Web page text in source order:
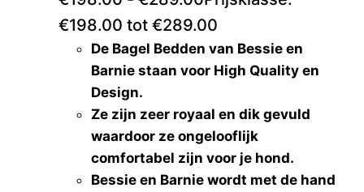
€198.00 tot €289.00
De Bagel Bedden van Bessie en
Barnie staan voor High Quality en
Design.
Ze zijn zeer royaal en dik gevuld
waardoor ze ongelooflijk
comfortabel zijn voor je hond.
Bessie en Barnie wordt met de hand